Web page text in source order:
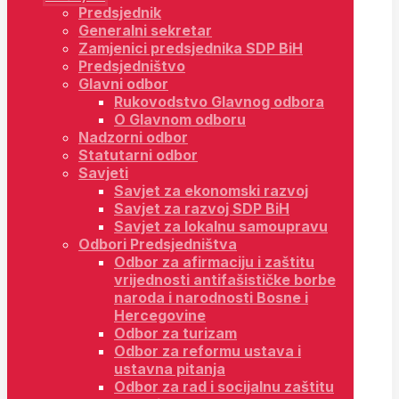
Predsjednik
Generalni sekretar
Zamjenici predsjednika SDP BiH
Predsjedništvo
Glavni odbor
Rukovodstvo Glavnog odbora
O Glavnom odboru
Nadzorni odbor
Statutarni odbor
Savjeti
Savjet za ekonomski razvoj
Savjet za razvoj SDP BiH
Savjet za lokalnu samoupravu
Odbori Predsjedništva
Odbor za afirmaciju i zaštitu
vrijednosti antifašističke borbe
naroda i narodnosti Bosne i
Hercegovine
Odbor za turizam
Odbor za reformu ustava i
ustavna pitanja
Odbor za rad i socijalnu zaštitu